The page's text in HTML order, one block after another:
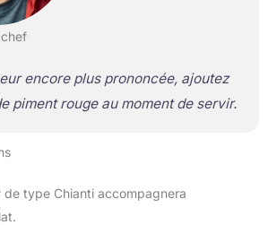
encore plus prononcée, ajoutez
piment rouge au moment de servir.
de type Chianti accompagnera